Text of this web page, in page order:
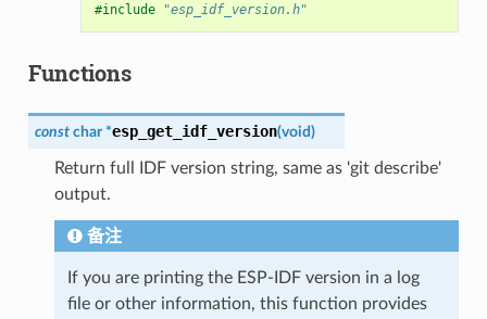
#include "esp_idf_version.h"
Functions
const char *esp_get_idf_version(void)
Return full IDF version string, same as 'git describe'
output.
备注
If you are printing the ESP-IDF version in a log
file or other information, this function provides